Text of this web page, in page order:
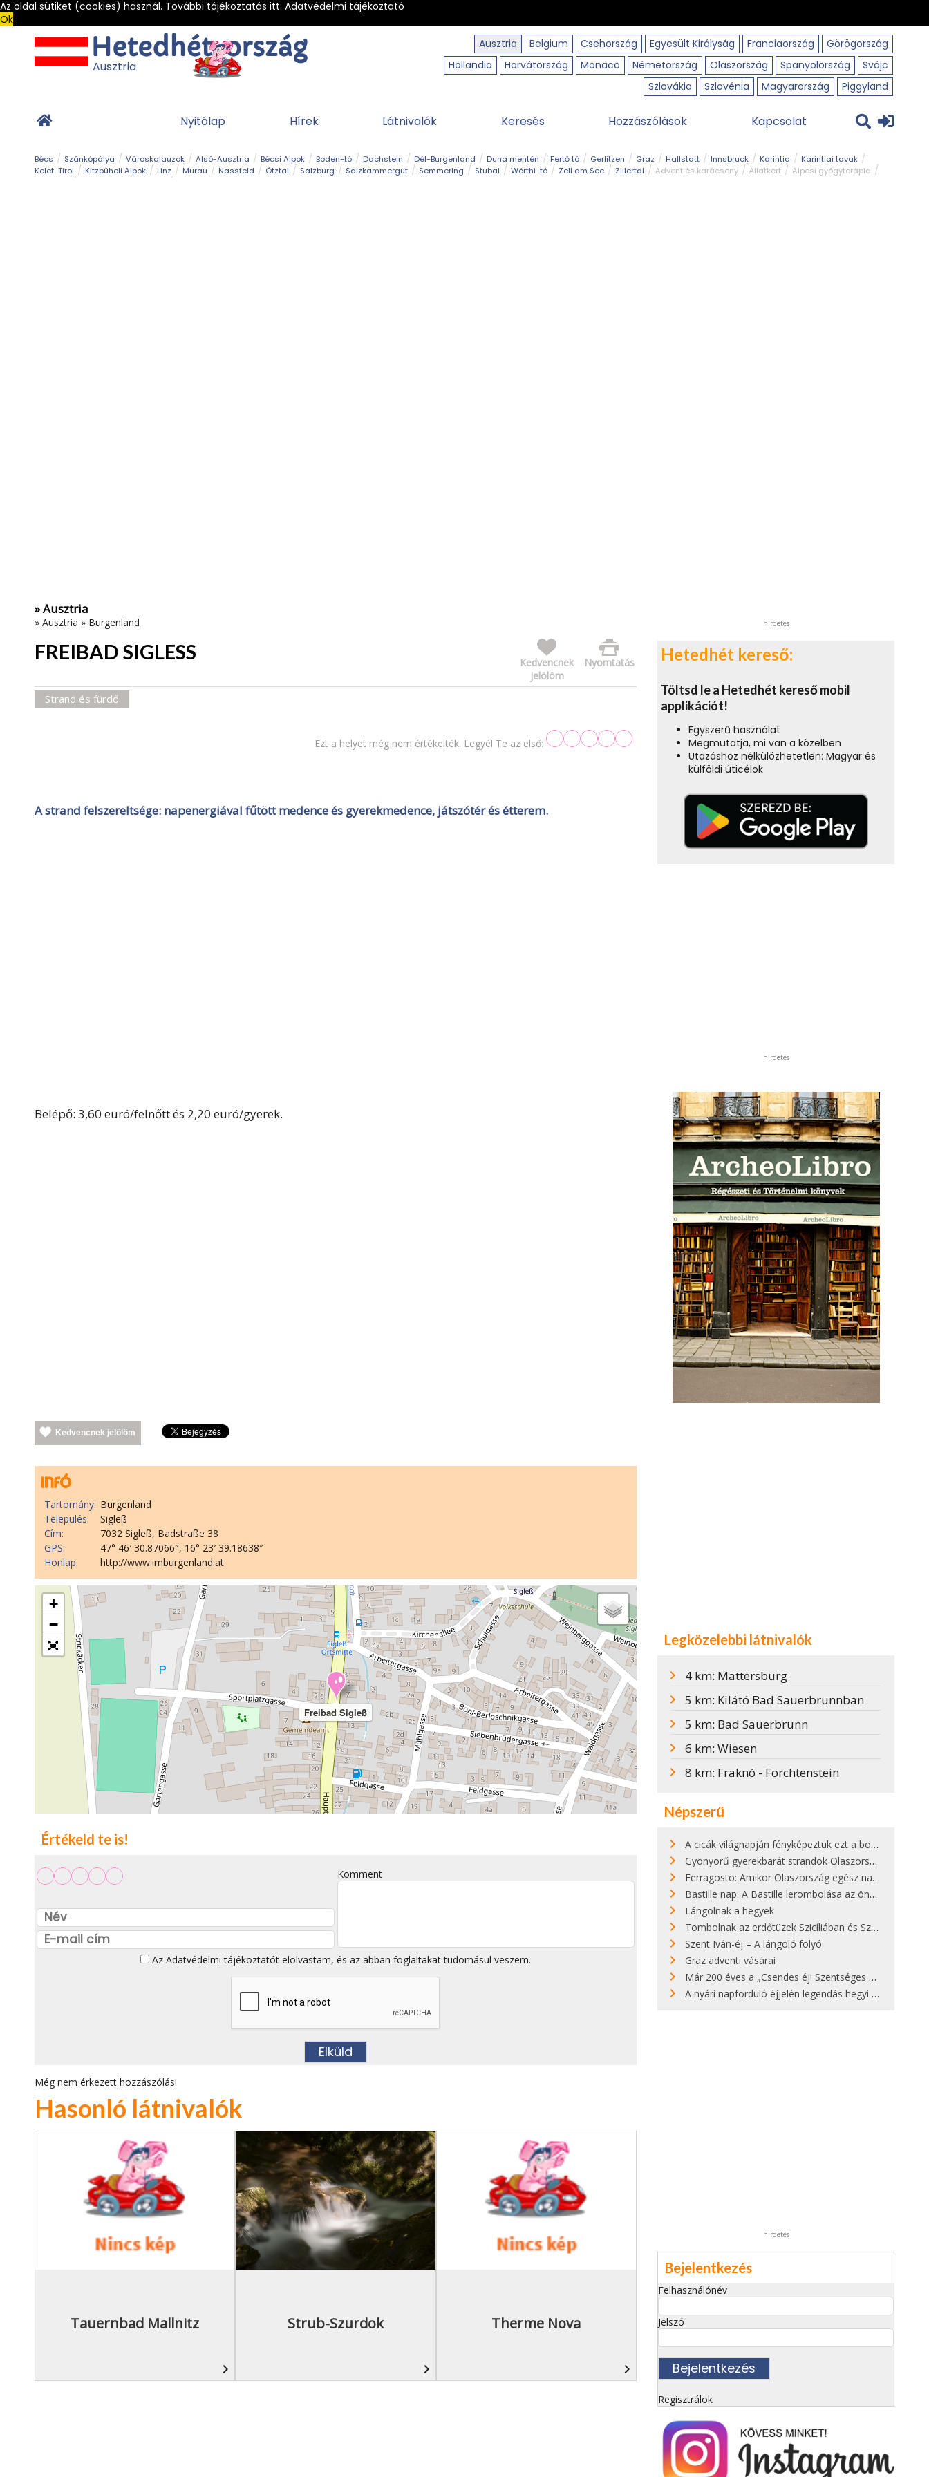
Az oldal sütiket (cookies) használ. További tájékoztatás itt: Adatvédelmi tájékoztató
Ok
Ausztria
Belgium Csehország Egyesült Királyság Franciaország
Görögország
Hollandia
Horvátország Monaco Németország Olaszország Spanyolország
Svájc
Szlovákia
Szlovénia Magyarország Piggyland
Ausztria
Nyitólap Hírek Látnivalók Keresés Hozzászólások Kapcsolat
Bécs Szánkópálya Városkalauzok Alsó-Ausztria Bécsi Alpok Boden-tó Dachstein Dél-Burgenland Duna mentén Fertő tó Gerlitzen Graz Hallstatt Innsbruck Karintia
Karintiai tavak
Kelet-Tirol
Kitzbüheli Alpok Linz Murau Nassfeld Ötztal Salzburg Salzkammergut Semmering Stubai Wörthi-tó Zell am See Zillertal Advent és karácsony Állatkert
Alpesi gyógyterápia
» Ausztria
» Ausztria » Burgenland
FREIBAD SIGLESS Nyomtatás
Kedvencnek
jelölöm
Strand és fürdő
Ezt a helyet még nem értékelték. Legyél Te az első:
A strand felszereltsége: napenergiával fűtött medence és gyerekmedence, játszótér és étterem.
Belépő: 3,60 euró/felnőtt és 2,20 euró/gyerek.
Kedvencnek jelölöm
Tartomány: Burgenland
Település:
Sigleß
Cím:
7032 Sigleß, Badstraße 38
GPS:
47° 46′ 30.87066″, 16° 23′ 39.18638″
Honlap:
http://www.imburgenland.at
Freibad Sigleß
+
−
Értékeld te is!
Komment
Az Adatvédelmi tájékoztatót elolvastam, és az abban foglaltakat tudomásul veszem.
Még nem érkezett hozzászólás!
Hasonló látnivalók
Tauernbad Mallnitz
navigate_next
Strub-Szurdok
navigate_next
Therme Nova
navigate_next
hirdetés
Hetedhét kereső:
Töltsd le a Hetedhét kereső mobil
applikációt!
Egyszerű használat
Megmutatja, mi van a közelben
Utazáshoz nélkülözhetetlen: Magyar és
külföldi úticélok
hirdetés
Legközelebbi látnivalók
4 km: Mattersburg
5 km: Kilátó Bad Sauerbrunnban
5 km: Bad Sauerbrunn
6 km: Wiesen
8 km: Fraknó - Forchtenstein
Népszerű
A cicák világnapján fényképeztük ezt a bokor alatt hűsölő cicát Kisorosziban
Gyönyörű gyerekbarát strandok Olaszországban - megmutatjuk a 15 legjobbat
Ferragosto: Amikor Olaszország egész nap nyaral
Bastille nap: A Bastille lerombolása az önkényuralom végét jelentette
Lángolnak a hegyek
Tombolnak az erdőtüzek Szicíliában és Szardínián
Szent Iván-éj – A lángoló folyó
Graz adventi vásárai
Már 200 éves a „Csendes éj! Szentséges éj!”
A nyári napforduló éjjelén legendás hegyi tüzek világítják meg Zugspitzét
hirdetés
Bejelentkezés
Felhasználónév
Jelszó
Regisztrálok